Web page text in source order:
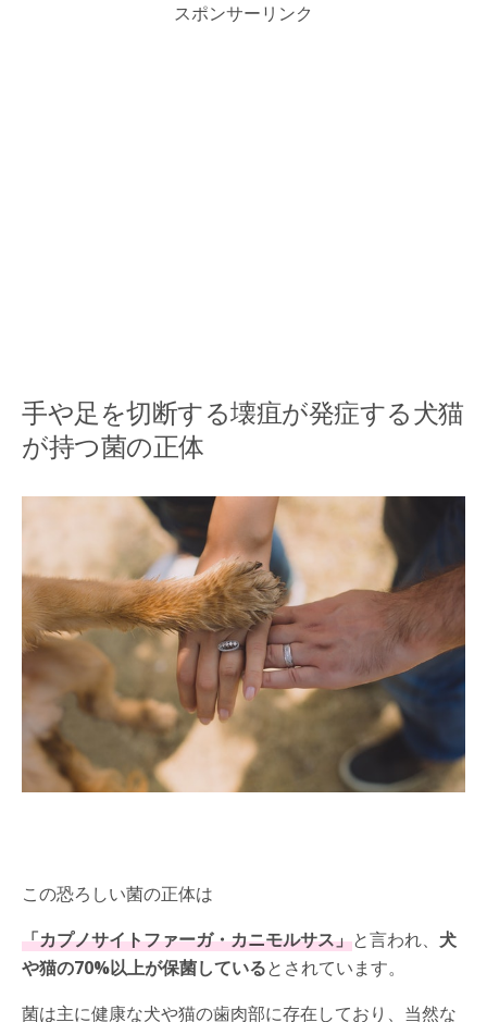
スポンサーリンク
手や足を切断する壊疽が発症する犬猫
が持つ菌の正体
この恐ろしい菌の正体は
「カプノサイトファーガ・カニモルサス」と言われ、 犬
や猫の70%以上が保菌しているとされています。
菌は主に健康な犬や猫の歯肉部に存在しており、当然な